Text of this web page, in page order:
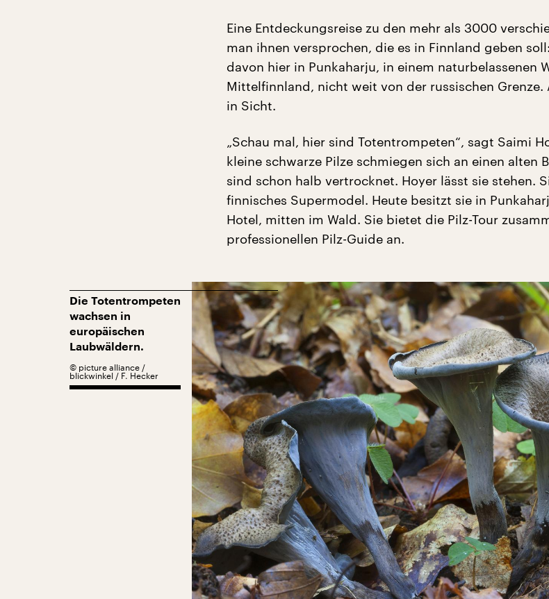
Eine Entdeckungsreise zu den mehr als 3000
man ihnen versprochen, die es in Finnland geben
davon hier in Punkaharju, in einem naturbelassenen
Mittelfinnland, nicht weit von der russischen Grenze.
in Sicht.
„Schau mal, hier sind Totentrompeten“, sagt Saimi
kleine schwarze Pilze schmiegen sich an einen alten
sind schon halb vertrocknet. Hoyer lässt sie stehen.
finnisches Supermodel. Heute besitzt sie in
Hotel, mitten im Wald. Sie bietet die Pilz-Tour
professionellen Pilz-Guide an.
Die Totentrompeten
wachsen in
europäischen
Laubwäldern.
© picture alliance /
blickwinkel / F. Hecker